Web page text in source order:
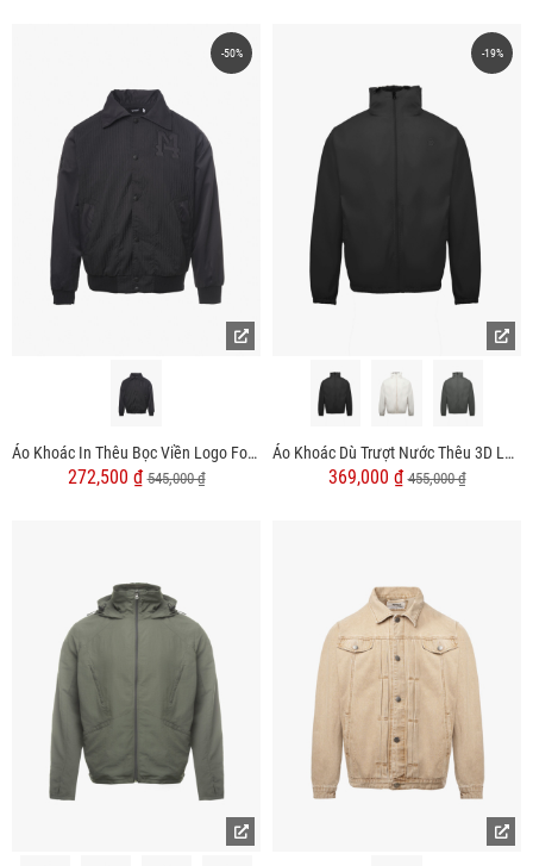
-50%
Áo Khoác In Thêu Bọc Viền Logo Form Regular AK071
272,500 ₫545,000 ₫
-19%
Áo Khoác Dù Trượt Nước Thêu 3D Logo 4M Form Regular AK075
369,000 ₫455,000 ₫